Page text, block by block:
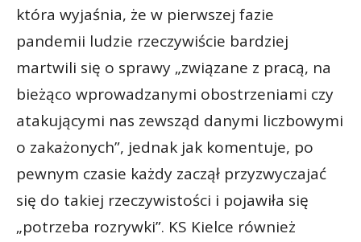
która wyjaśnia, że w pierwszej fazie
pandemii ludzie rzeczywiście bardziej
martwili się o sprawy „związane z pracą, na
bieżąco wprowadzanymi obostrzeniami czy
atakującymi nas zewsząd danymi liczbowymi
o zakażonych”, jednak jak komentuje, po
pewnym czasie każdy zaczął przyzwyczajać
się do takiej rzeczywistości i pojawiła się
„potrzeba rozrywki”. KS Kielce również